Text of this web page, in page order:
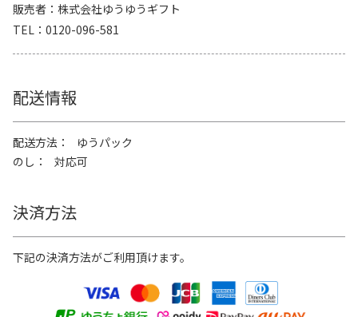
販売者
株式会社ゆうゆうギフト
TEL
0120-096-581
配送情報
配送方法
ゆうパック
のし
対応可
決済方法
下記の決済方法がご利用頂けます。